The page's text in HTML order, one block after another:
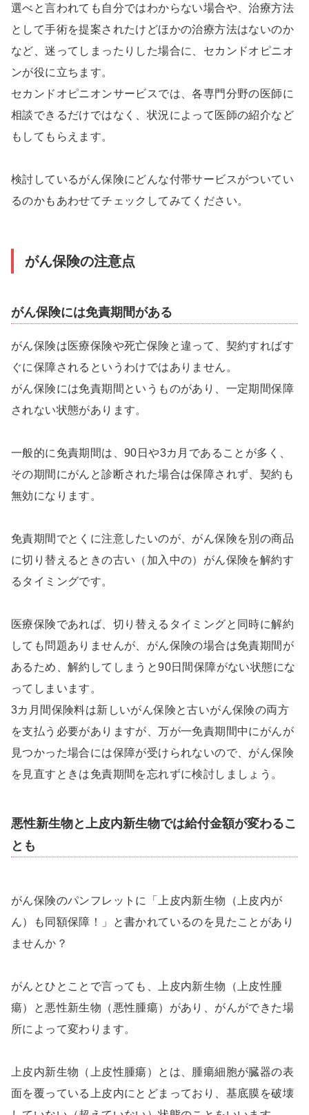
選べと言われても自分ではわからない場合や、治療方法
として手術を提案されたけどほかの治療方法はないのか
など、迷ってしまったりした場合に、セカンドオピニオ
ンが役に立ちます。
セカンドオピニオンサービスでは、各専門分野の医師に
相談できるだけではなく、状況によって医師の紹介など
もしてもらえます。
検討しているがん保険にどんな付帯サービスがついてい
るのかもあわせてチェックしてみてください。
がん保険の注意点
がん保険には免責期間がある
がん保険は医療保険や死亡保険と違って、契約すればす
ぐに保障されるというわけではありません。
がん保険には免責期間というものがあり、一定期間保障
されない状態があります。
一般的に免責期間は、90日や3カ月であることが多く、
その期間にがんと診断された場合は保障されず、契約も
無効になります。
免責期間でとくに注意したいのが、がん保険を別の商品
に切り替えるときの古い（加入中の）がん保険を解約す
るタイミングです。
医療保険であれば、切り替えるタイミングと同時に解約
しても問題ありませんが、がん保険の場合は免責期間が
あるため、解約してしまうと90日間保障がない状態にな
ってしまいます。
3カ月間保険料は新しいがん保険と古いがん保険の両方
を支払う必要がありますが、万が一免責期間中にがんが
見つかった場合には保障が受けられないので、がん保険
を見直すときは免責期間を忘れずに検討しましょう。
悪性新生物と上皮内新生物では給付金額が変わるこ
とも
がん保険のパンフレットに「上皮内新生物（上皮内が
ん）も同額保障！」と書かれているのを見たことがあり
ませんか？
がんとひとことで言っても、上皮内新生物（上皮性腫
瘍）と悪性新生物（悪性腫瘍）があり、がんができた場
所によって変わります。
上皮内新生物（上皮性腫瘍）とは、腫瘍細胞が臓器の表
面を覆っている上皮内にとどまっており、基底膜を破壊